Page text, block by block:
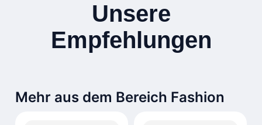
Unsere
Empfehlungen
Mehr aus dem Bereich Fashion